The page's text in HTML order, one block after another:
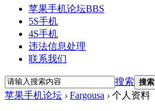
苹果手机论坛BBS
5S手机
4S手机
违法信息处理
联系我们
搜索 搜索
苹果手机论坛 › Fargousa › 个人资料